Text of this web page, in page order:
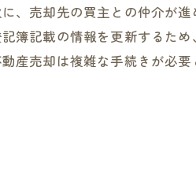
、売却先の買主との仲介が
簿記載の情報を更新するた
産売却は複雑な手続きが必